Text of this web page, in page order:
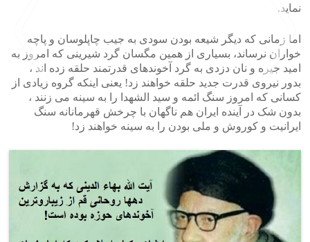
نماید.
اما زمانی که دیگر شیعه بودن سودی به جیب چاپلوسان و پاچه
خواران نرساند، بسیاری از همین مگسان گرد شیرینی که امروز به
امید جیره و نان دزدی به گرد آخوندهای قدرتمند حلقه زده اند ،
بدور نیروی قدرت جدید حلقه خواهند زد! یعنی اینکه گروه زیادی از
کسانی که امروز سنگ ائمه و سید الشهدا را به سینه می زنند ،
بدون شک در آینده ایران هم ناگهان با چرخش قهرمانانه سنگ
ایرانیت و کوروش و ملی بودن را به سینه خواهند زد!
<
>